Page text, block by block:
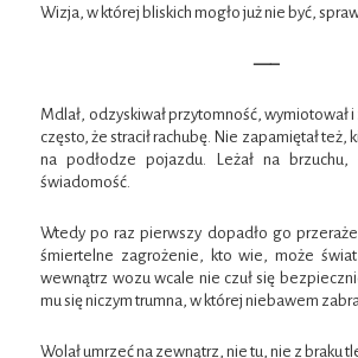
Wizja, w której bliskich mogło już nie być,
—–
Mdlał, odzyskiwał przytomność, wymiotował i
często, że stracił rachubę. Nie zapamiętał też,
na podłodze pojazdu. Leżał na brzuchu,
świadomość.
Wtedy po raz pierwszy dopadło go
śmiertelne zagrożenie, kto wie, może
wewnątrz wozu wcale nie czuł się
mu się niczym trumna, w której niebawem
Wolał umrzeć na zewnątrz, nie tu, nie z braku